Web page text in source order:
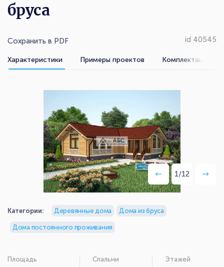
бруса
Сохранить в PDF id 40545
Характеристики Примеры проектов Комплектации
Категории: Деревянные дома Дома из бруса
Дома постоянного проживания
1/12
Площадь Спальни Этажей